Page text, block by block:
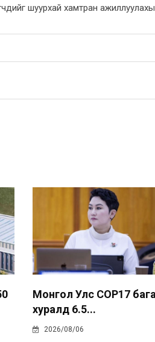
шуурхай хамтран
Монгол Улс COP17
хуралд 6.5...
2026/08/06